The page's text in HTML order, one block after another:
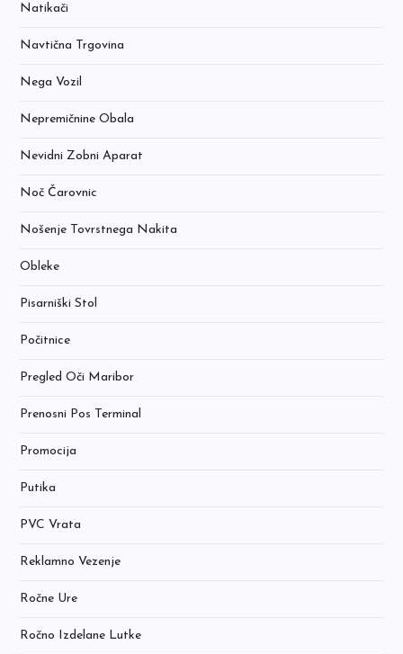
Natikači
Navtična Trgovina
Nega Vozil
Nepremičnine Obala
Nevidni Zobni Aparat
Noč Čarovnic
Nošenje Tovrstnega Nakita
Obleke
Pisarniški Stol
Počitnice
Pregled Oči Maribor
Prenosni Pos Terminal
Promocija
Putika
PVC Vrata
Reklamno Vezenje
Ročne Ure
Ročno Izdelane Lutke